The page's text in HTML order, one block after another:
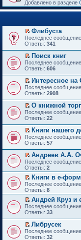
к
п
в
о
м
у
н
е
п
р
о
ч
и
т
а
н
н
о
м
у
с
о
о
б
щ
е
н
и
ю
р
е
т
и
к
п
р
в
о
м
у
н
е
п
р
о
ч
и
т
а
н
н
о
м
у
с
о
о
б
щ
е
н
и
ю
Добавлено в разделе
П
е
е
й
т
и
к
п
е
р
в
о
м
у
н
е
п
р
о
ч
и
т
а
н
н
о
м
у
с
о
о
б
щ
е
Флибуста
Последнее сообщение
Ответы: 341
П
е
е
й
т
и
к
п
е
р
в
о
м
у
н
е
п
р
о
ч
и
т
а
н
н
о
м
у
с
Поиск книг
Последнее сообщение
Ответы: 606
П
е
е
й
т
и
к
п
е
р
в
о
м
у
н
е
п
р
о
ч
и
а
н
н
Интересное на
Последнее сообщение
Ответы: 2908
П
е
е
й
т
и
к
п
е
р
в
о
м
у
н
е
п
р
о
ч
и
О книжной
Последнее сообщение
Ответы: 22
П
е
е
й
т
и
п
е
р
в
о
м
у
н
е
п
Книги нашего
Последнее сообщение
Ответы: 57
П
е
р
е
й
т
и
к
п
е
р
в
о
м
Андреев А.А.
Последнее сообщение
Ответы: 2
П
е
р
е
й
т
и
к
п
е
Книги в е-
Последнее сообщение
Ответы: 8
П
е
е
й
т
Андрей Круз и
Последнее сообщение
Ответы: 33
П
е
Либрусек
Последнее сообщение
Ответы: 32